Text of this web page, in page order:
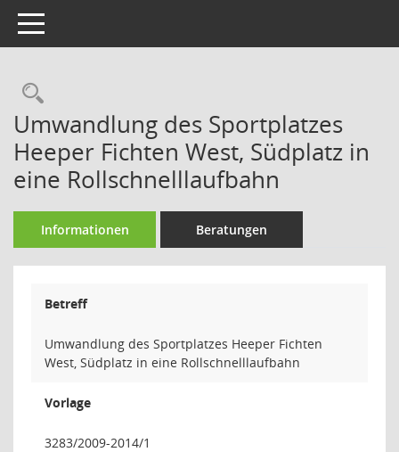
Toggle navigation
Rechercheauswahl
Umwandlung des Sportplatzes
Heeper Fichten West, Südplatz in
eine Rollschnelllaufbahn
Informationen Beratungen
Betreff
Umwandlung des Sportplatzes Heeper Fichten
West, Südplatz in eine Rollschnelllaufbahn
Vorlage
3283/2009-2014/1